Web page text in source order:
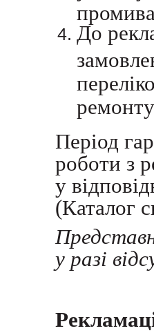
До
Період
роботи з
у
(Каталог
у разі